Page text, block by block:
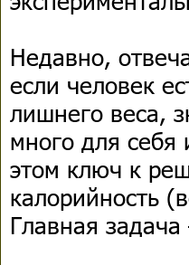
Недавно,
если человек
лишнего веса,
много для
этом ключ к
калорийность
Главная